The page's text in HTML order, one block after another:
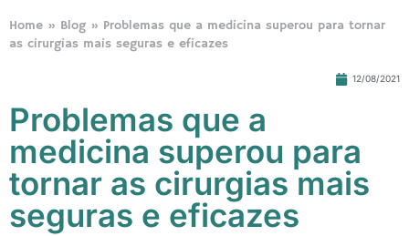
Home » Blog » Problemas que a medicina superou para tornar
as cirurgias mais seguras e eficazes
12/08/2021
Problemas que a
medicina superou para
tornar as cirurgias mais
seguras e eficazes